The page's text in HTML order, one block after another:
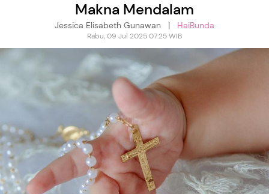
Makna Mendalam
Jessica Elisabeth Gunawan | HaiBunda
Rabu, 09 Jul 2025 07:25 WIB